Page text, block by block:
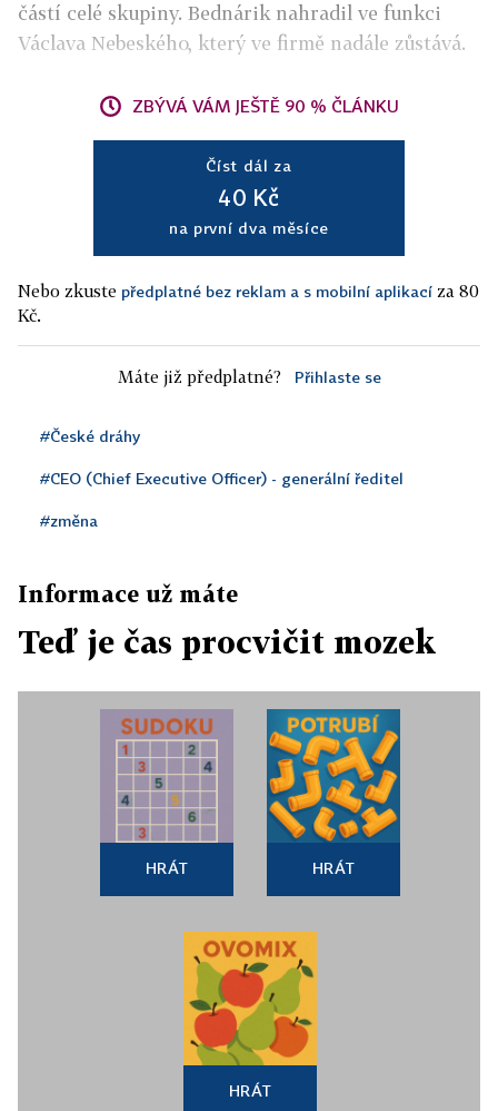
částí celé skupiny. Bednárik nahradil ve funkci
Václava Nebeského, který ve firmě nadále zůstává.
ZBÝVÁ VÁM JEŠTĚ 90 % ČLÁNKU
Číst dál za
40 Kč
na první dva měsíce
Nebo zkuste předplatné bez reklam a s mobilní aplikací za 80
Kč.
Máte již předplatné? Přihlaste se
#České dráhy
#CEO (Chief Executive Officer) - generální ředitel
#změna
Informace už máte
Teď je čas procvičit mozek
HRÁT HRÁT
HRÁT